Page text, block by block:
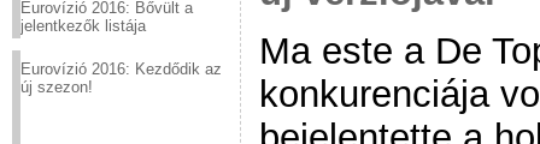
Eurovízió 2016: Bővült a
jelentkezők listája
Eurovízió 2016: Kezdődik az
új szezon!
Ma este a De
konkurenciája